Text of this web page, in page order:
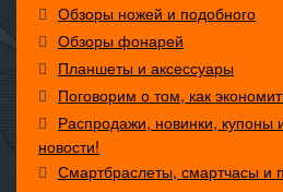
Обзоры ножей и подобного
Обзоры фонарей
Планшеты и аксессуары
Поговорим о том, как
Распродажи, новинки, купоны
новости!
Смартбраслеты, смартчасы и